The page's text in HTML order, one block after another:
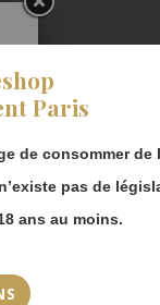
Paris
de consommer de
pas de
ans au moins.